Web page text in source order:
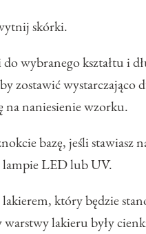
skórki.
wybranego kształtu i
zostawić wystarczająco
na naniesienie wzorku.
bazę, jeśli stawiasz
LED lub UV.
który będzie
warstwy lakieru były